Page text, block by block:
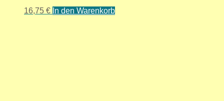
16,75 € In den Warenkorb